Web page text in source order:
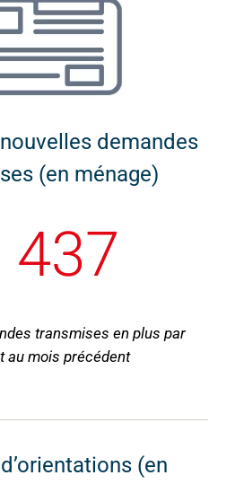
demandes
(en ménage)
437
transmises en plus par
au mois précédent
(en